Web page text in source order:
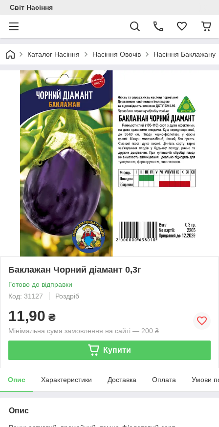
Світ Насіння
Каталог Насіння Насіння Овочів Насіння Баклажану
Баклажан Чорний діамант 0,3г
Готово до відправки
Код: 31127
Роздріб
11,90 ₴
Мінімальна сума замовлення на сайті — 200 ₴
Купити
Опис Характеристики Доставка Оплата Умови
Опис